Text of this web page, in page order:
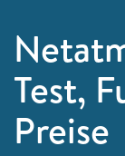
Test,
Preise